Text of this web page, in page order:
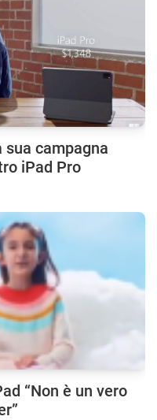
campagna
iPad Pro
“Non è un vero